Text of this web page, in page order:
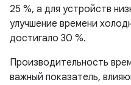
25 %, а для устройств
улучшение времени
достигало 30 %.
Производительность
важный показатель,